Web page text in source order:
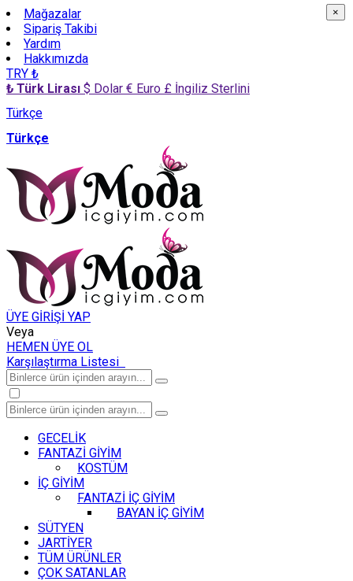
Mağazalar
Sipariş Takibi
Yardım
Hakkımızda
TRY ₺
₺ Türk Lirası $ Dolar € Euro £ İngiliz Sterlini
Türkçe
Türkçe
ÜYE GİRİŞİ YAP
Veya
HEMEN ÜYE OL
Karşılaştırma Listesi
GECELİK
FANTAZİ GİYİM
KOSTÜM
İÇ GİYİM
FANTAZİ İÇ GİYİM
BAYAN İÇ GİYİM
SÜTYEN
JARTİYER
TÜM ÜRÜNLER
ÇOK SATANLAR
×
×